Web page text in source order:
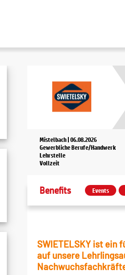
Mistelbach | 06.08.2026
Gewerbliche Berufe/Handwerk
Lehrstelle
Vollzeit
Benefits Events
SWIETELSKY ist ein
auf unsere